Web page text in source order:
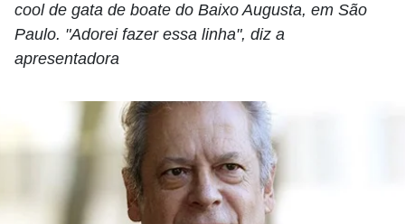
cool de gata de boate do Baixo Augusta, em São
Paulo. "Adorei fazer essa linha", diz a
apresentadora